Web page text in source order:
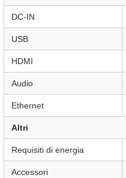
DC-IN
USB
HDMI
Audio
Ethernet
Altri
Requisiti di energia
Accessori